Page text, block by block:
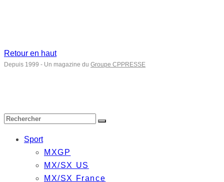
Retour en haut
Depuis 1999 - Un magazine du Groupe CPPRESSE
Sport
MXGP
MX/SX US
MX/SX France